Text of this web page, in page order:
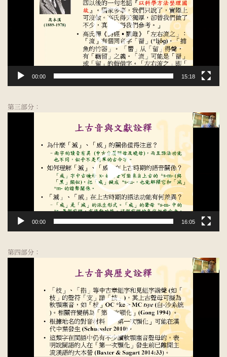
00:00 15:18
第三部分：
00:00 16:05
第四部分：